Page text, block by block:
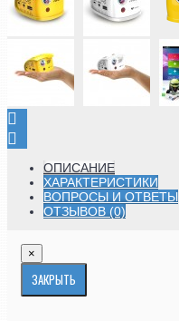
ОПИСАНИЕ
ХАРАКТЕРИСТИКИ
ВОПРОСЫ И ОТВЕТЫ
ОТЗЫВОВ (0)
×
ЗАКРЫТЬ